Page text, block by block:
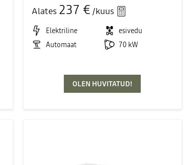
Alates 237 € /kuus
Elektriline
esivedu
Automaat
70 kW
OLEN HUVITATUD!